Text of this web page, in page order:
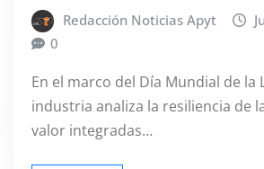
Redacción Noticias Apyt
0
En el marco del Día Mundial de la
industria analiza la resiliencia de
valor integradas…